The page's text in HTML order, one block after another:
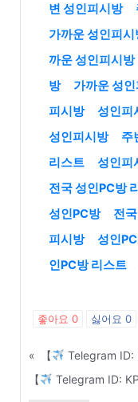
변 성인피시방
가까운 성인피시
까운 성인피시방
방
가까운 성
피시방
성인피
성인피시방
주
리스트
성인피
전국 성인PC방
성인PC방
전
피시방
성인
인PC방 리스트
좋아요 0 싫어요 0
« 【
Telegram ID: KPU77】
【
Telegram ID: KPU77】 성피